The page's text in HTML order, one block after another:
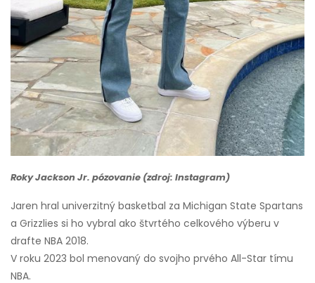
Roky Jackson Jr. pózovanie (zdroj: Instagram)
Jaren hral univerzitný basketbal za Michigan State Spartans
a Grizzlies si ho vybral ako štvrtého celkového výberu v
drafte NBA 2018.
V roku 2023 bol menovaný do svojho prvého All-Star tímu
NBA.